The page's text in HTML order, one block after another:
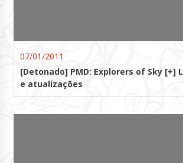
07/01/2011
[Detonado] PMD: Explorers of Sky [+]
e atualizações